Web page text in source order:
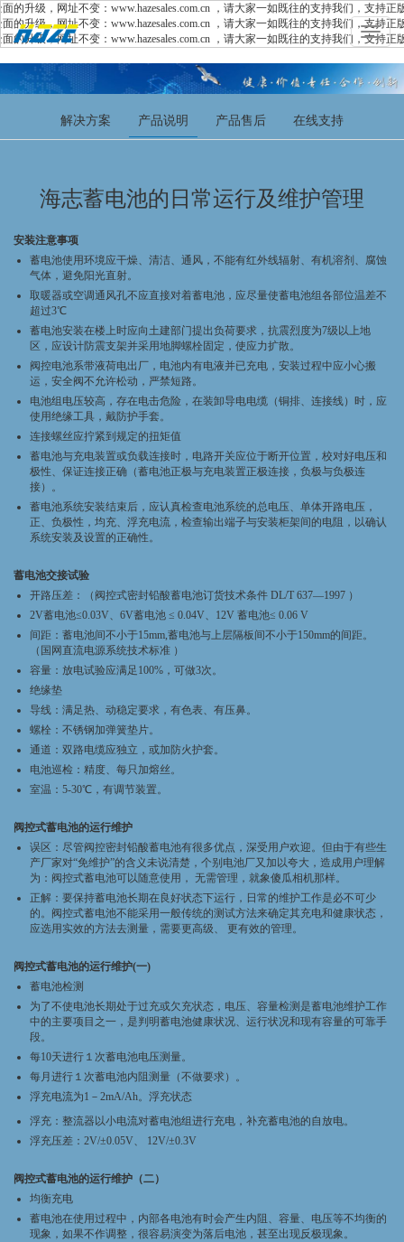
Toggle
解决方案 产品说明 产品售后 在线支持
海志蓄电池的日常运行及维护管理
安装注意事项
蓄电池使用环境应干燥、清洁、通风，不能有红外线辐射、有机溶剂、腐蚀
气体，避免阳光直射。
取暖器或空调通风孔不应直接对着蓄电池，应尽量使蓄电池组各部位温差不
超过3℃
蓄电池安装在楼上时应向土建部门提出负荷要求，抗震烈度为7级以上地
区，应设计防震支架并采用地脚螺栓固定，使应力扩散。
阀控电池系带液荷电出厂，电池内有电液并已充电，安装过程中应小心搬
运，安全阀不允许松动，严禁短路。
电池组电压较高，存在电击危险，在装卸导电电缆（铜排、连接线）时，应
使用绝缘工具，戴防护手套。
连接螺丝应拧紧到规定的扭矩值
蓄电池与充电装置或负载连接时，电路开关应位于断开位置，校对好电压和
极性、保证连接正确（蓄电池正极与充电装置正极连接，负极与负极连
接）。
蓄电池系统安装结束后，应认真检查电池系统的总电压、单体开路电压，
正、负极性，均充、浮充电流，检查输出端子与安装柜架间的电阻，以确认
系统安装及设置的正确性。
蓄电池交接试验
开路压差：（阀控式密封铅酸蓄电池订货技术条件 DL/T 637—1997 ）
2V蓄电池≤0.03V、6V蓄电池 ≤ 0.04V、12V 蓄电池≤ 0.06 V
间距：蓄电池间不小于15mm,蓄电池与上层隔板间不小于150mm的间距。
（国网直流电源系统技术标准 ）
容量：放电试验应满足100%，可做3次。
绝缘垫
导线：满足热、动稳定要求，有色表、有压鼻。
螺栓：不锈钢加弹簧垫片。
通道：双路电缆应独立，或加防火护套。
电池巡检：精度、每只加熔丝。
室温：5-30℃，有调节装置。
阀控式蓄电池的运行维护
误区：尽管阀控密封铅酸蓄电池有很多优点，深受用户欢迎。但由于有些生
产厂家对“免维护”的含义未说清楚，个别电池厂又加以夸大，造成用户理解
为：阀控式蓄电池可以随意使用， 无需管理，就象傻瓜相机那样。
正解：要保持蓄电池长期在良好状态下运行，日常的维护工作是必不可少
的。阀控式蓄电池不能采用一般传统的测试方法来确定其充电和健康状态，
应选用实效的方法去测量，需要更高级、 更有效的管理。
阀控式蓄电池的运行维护(一)
蓄电池检测
为了不使电池长期处于过充或欠充状态，电压、容量检测是蓄电池维护工作
中的主要项目之一，是判明蓄电池健康状况、运行状况和现有容量的可靠手
段。
每10天进行１次蓄电池电压测量。
每月进行１次蓄电池内阻测量（不做要求）。
浮充电流为1－2mA/Ah。浮充状态
浮充：整流器以小电流对蓄电池组进行充电，补充蓄电池的自放电。
浮充压差：2V/±0.05V、 12V/±0.3V
阀控式蓄电池的运行维护（二）
均衡充电
蓄电池在使用过程中，内部各电池有时会产生内阻、容量、电压等不均衡的
现象，如果不作调整，很容易演变为落后电池，甚至出现反极现象。
级，网址不变：www.hazesales.com.cn ，请大家一如既往的支持我们，支持正
级，网址不变：www.hazesales.com.cn ，请大家一如既往的支持我们，支持正
级，网址不变：www.hazesales.com.cn ，请大家一如既往的支持我们，支持正